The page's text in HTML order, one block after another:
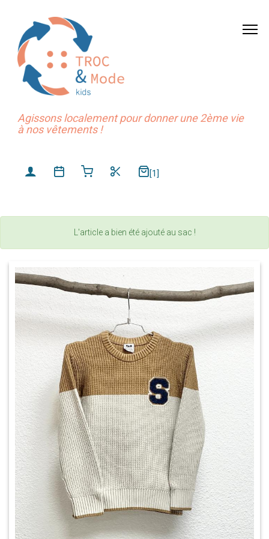
Agissons localement pour donner une 2ème vie
à nos vêtements !
[1]
L'article a bien été ajouté au sac !